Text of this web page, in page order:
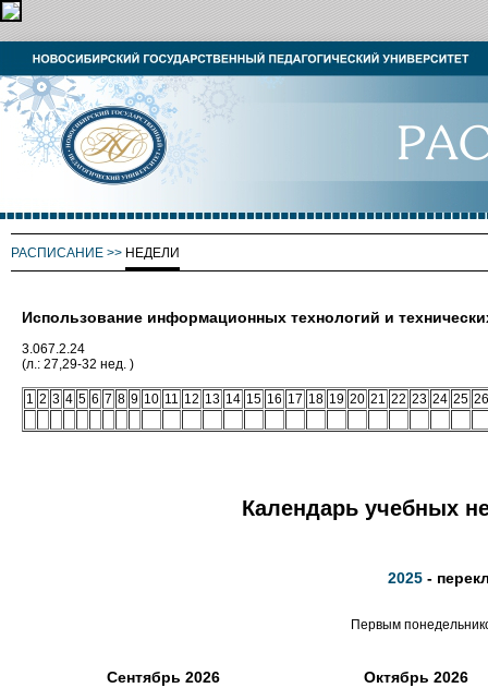
РАСПИСАНИЕ >> НЕДЕЛИ
Использование информационных технологий и
3.067.2.24
(л.: 27,29-32 нед. )
1 2 3 4 5 6 7 8 9 10 11 12 13 14 15 16 17 18 19 20 21 22 23 24 25 26
Календарь учебных
2025 -
Первым
Сентябрь 2026 Октябрь 2026